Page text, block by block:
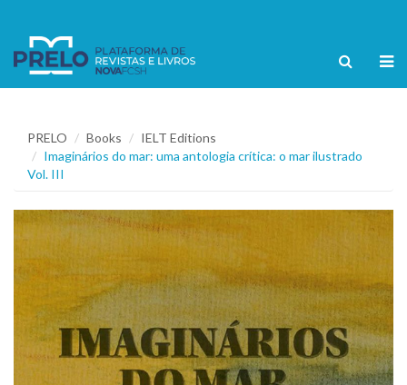
PRELO Books
IELT Editions
Imaginários do mar: uma antologia crítica: o mar ilustrado
Vol. III